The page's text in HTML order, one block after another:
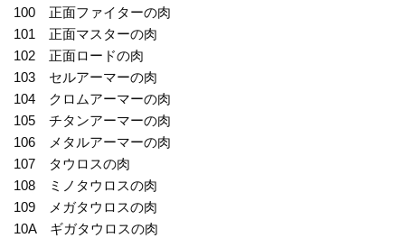
100 正面ファイターの肉
101 正面マスターの肉
102 正面ロードの肉
103 セルアーマーの肉
104 クロムアーマーの肉
105 チタンアーマーの肉
106 メタルアーマーの肉
107 タウロスの肉
108 ミノタウロスの肉
109 メガタウロスの肉
10A ギガタウロスの肉